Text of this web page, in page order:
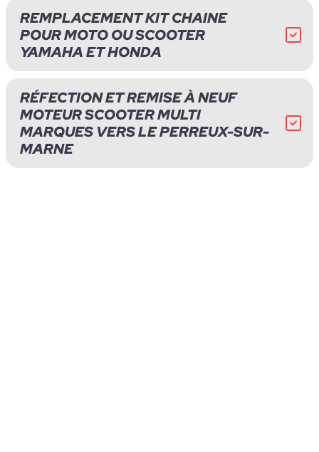
REMPLACEMENT KIT CHAINE
POUR MOTO OU SCOOTER
YAMAHA ET HONDA
RÉFECTION ET REMISE À NEUF
MOTEUR SCOOTER MULTI
MARQUES VERS LE PERREUX-SUR-
MARNE